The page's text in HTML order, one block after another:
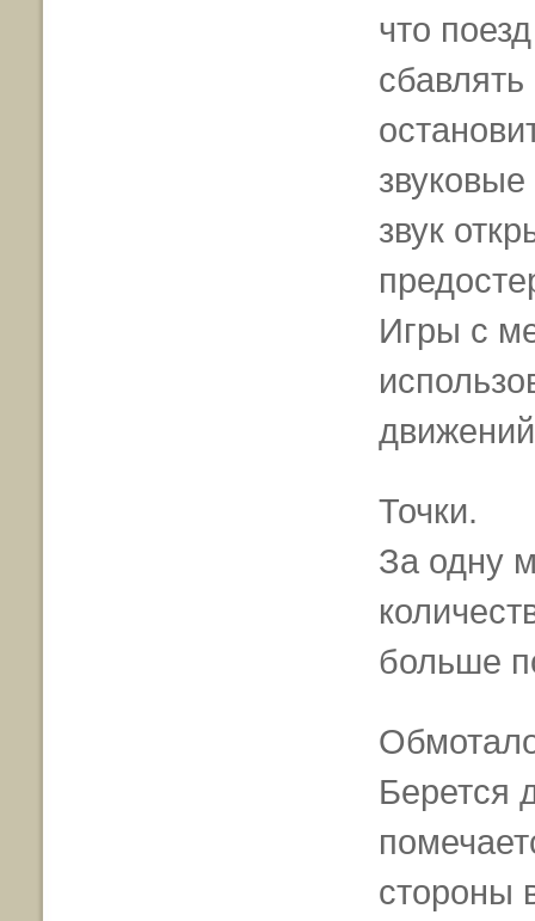
что
звук
Игры с
движений
Точки.
За одну
больше
Берется
стороны